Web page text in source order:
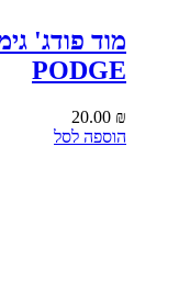
PODGE
20.00 ₪
הוספה לסל